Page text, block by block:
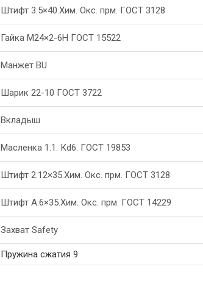
Штифт 3.5×40.Хим. Окс. прм. ГОСТ 3128
Гайка М24×2-6Н ГОСТ 15522
Манжет BU
Шарик 22-10 ГОСТ 3722
Вкладыш
Масленка 1.1. Кd6. ГОСТ 19853
Штифт 2.12×35.Хим. Окс. прм. ГОСТ 3128
Штифт А.6×35.Хим. Окс. прм. ГОСТ 14229
Захват Safety
Пружина сжатия 9